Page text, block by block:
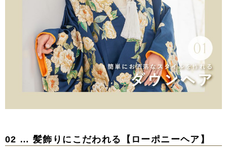
02 … 髪飾りにこだわれる【ローポニーヘア】